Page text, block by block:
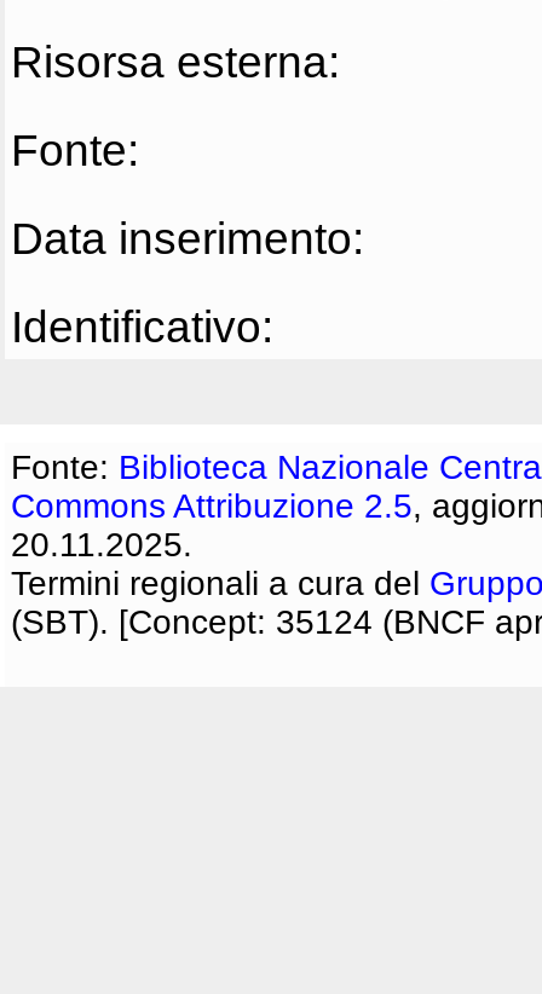
Risorsa esterna:
Fonte:
Data inserimento:
Identificativo:
Fonte: Biblioteca Nazionale
Commons Attribuzione 2.5,
20.11.2025.
Termini regionali a cura del
(SBT). [Concept: 35124 (BNCF